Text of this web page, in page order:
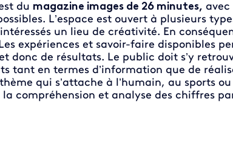
du magazine images de 26 minutes, avec
L’espace est ouvert à plusieurs
un lieu de créativité. En
expériences et savoir-faire disponibles
donc de résultats. Le public doit s’y
tant en termes d’information que de
qui s’attache à l’humain, au sports
compréhension et analyse des chiffres